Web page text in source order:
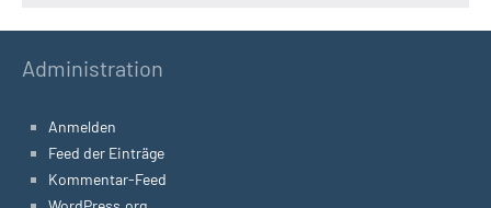
Administration
Anmelden
Feed der Einträge
Kommentar-Feed